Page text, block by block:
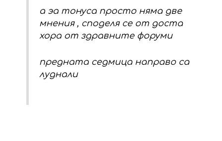
а эа тонуса просто няма две
мнения , споделя се от доста
хора от здравните форуми
предната седмица направо са
луднали